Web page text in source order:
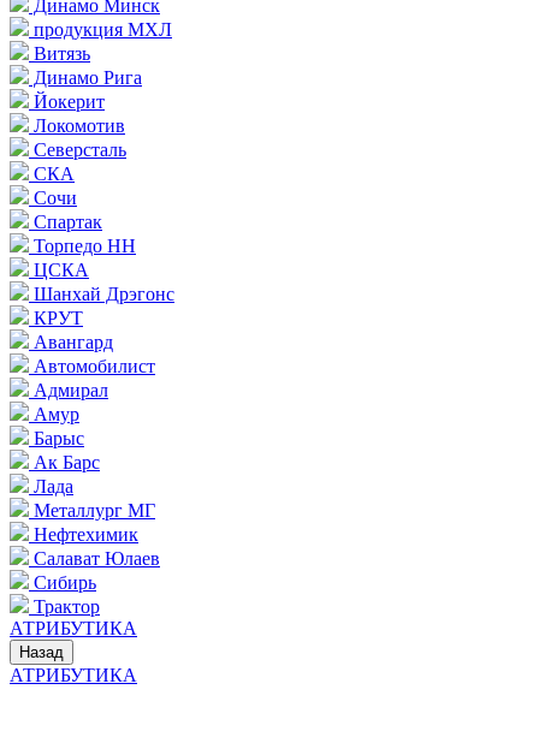
Динамо Минск
продукция МХЛ
Витязь
Динамо Рига
Йокерит
Локомотив
Северсталь
СКА
Сочи
Спартак
Торпедо НН
ЦСКА
Шанхай Дрэгонс
КРУТ
Авангард
Автомобилист
Адмирал
Амур
Барыс
Ак Барс
Лада
Металлург МГ
Нефтехимик
Салават Юлаев
Сибирь
Трактор
АТРИБУТИКА
Назад
АТРИБУТИКА